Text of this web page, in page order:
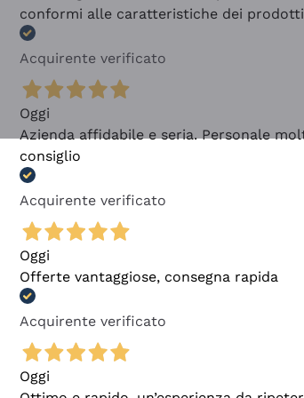
conformi alle caratteristiche dei prodotti
Acquirente verificato
Oggi
Azienda affidabile e seria. Personale
consiglio
Acquirente verificato
Oggi
Offerte vantaggiose, consegna rapida
Acquirente verificato
Oggi